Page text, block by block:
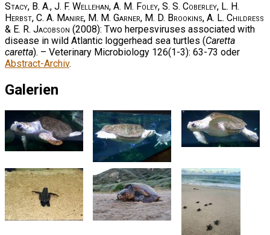
Stacy, B. A., J. F. Wellehan, A. M. Foley, S. S. Coberley, L. H.
Herbst, C. A. Manire, M. M. Garner, M. D. Brookins, A. L. Childress
& E. R. Jacobson (2008): Two herpesviruses associated with
disease in wild Atlantic loggerhead sea turtles (Caretta
caretta). – Veterinary Microbiology 126(1-3): 63-73 oder
Abstract-Archiv.
Galerien